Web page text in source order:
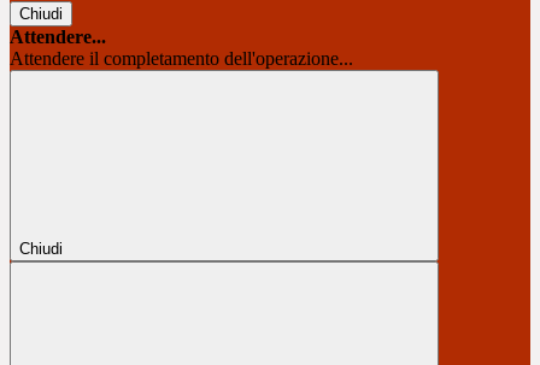
Chiudi
Attendere...
Attendere il completamento dell'operazione...
Chiudi